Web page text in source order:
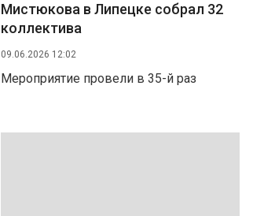
Мистюкова в Липецке собрал 32
коллектива
09.06.2026 12:02
Мероприятие провели в 35-й раз